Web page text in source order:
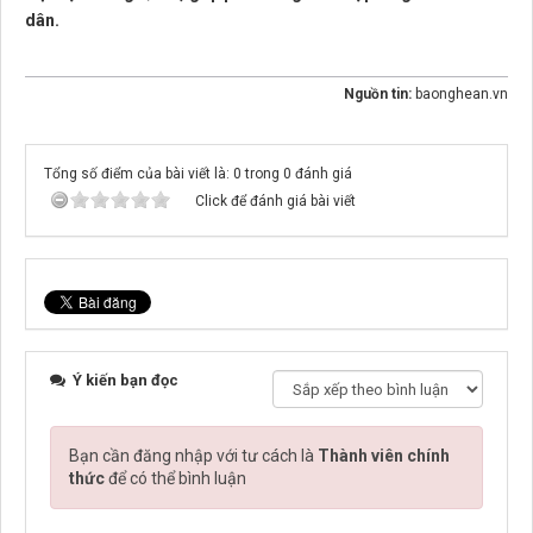
dân.
Nguồn tin: baonghean.vn
Tổng số điểm của bài viết là: 0 trong 0 đánh giá
Click để đánh giá bài viết
Ý kiến bạn đọc
Bạn cần đăng nhập với tư cách là Thành viên chính
thứcđể có thể bình luận